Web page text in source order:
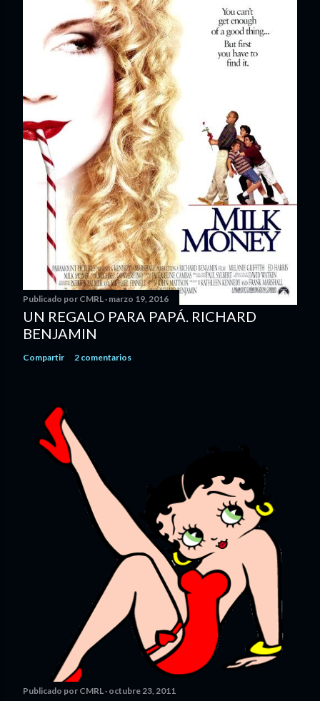
Publicado por CMRL marzo 19, 2016
UN REGALO PARA PAPÁ. RICHARD
BENJAMIN
Compartir 2 comentarios
Publicado por CMRL octubre 23, 2011